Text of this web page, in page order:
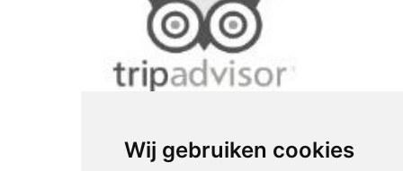
Wij gebruiken cookies